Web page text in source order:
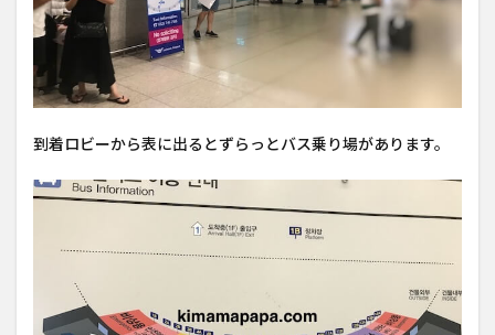
到着ロビーから表に出るとずらっとバス乗り場があります。